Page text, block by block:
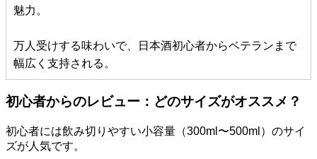
魅力。
万人受けする味わいで、日本酒初心者からベテランまで
幅広く支持される。
初心者からのレビュー：どのサイズがオススメ？
初心者には飲み切りやすい小容量（300ml〜500ml）のサイ
ズが人気です。